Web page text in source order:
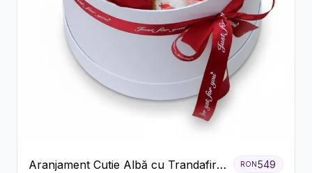
Aranjament Cutie Albă cu Trandafiri
RON549